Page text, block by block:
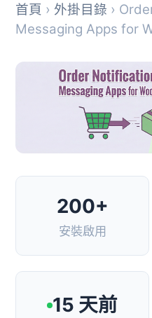
首頁 › 外掛目錄 ›
Messaging Apps for
200+
安裝啟用
15 天前